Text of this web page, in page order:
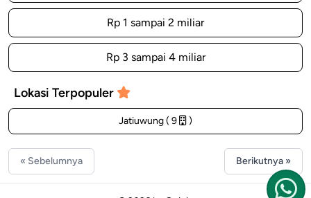
Rp 1 sampai 2 miliar
Rp 3 sampai 4 miliar
Lokasi Terpopuler
Jatiuwung ( 9 )
« Sebelumnya Berikutnya »